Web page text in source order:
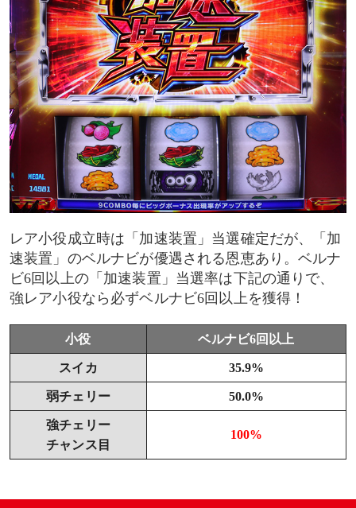
レア小役成立時は「加速装置」当選確定だが、「加
速装置」のベルナビが優遇される恩恵あり。ベルナ
ビ6回以上の「加速装置」当選率は下記の通りで、
強レア小役なら必ずベルナビ6回以上を獲得！
小役 ベルナビ6回以上
スイカ 35.9%
弱チェリー 50.0%
強チェリー
チャンス目
100%